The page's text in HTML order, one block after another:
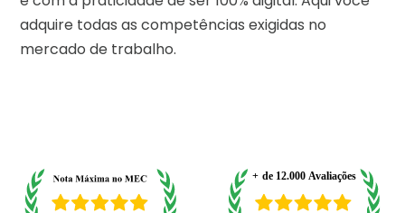
adquire todas as competências exigidas no
mercado de trabalho.